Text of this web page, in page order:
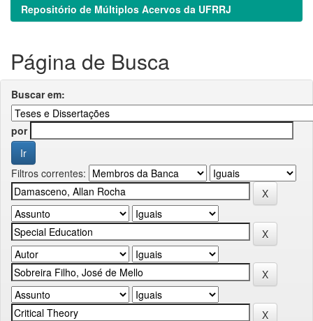
Repositório de Múltiplos Acervos da UFRRJ
Página de Busca
Buscar em:
por
Filtros correntes: